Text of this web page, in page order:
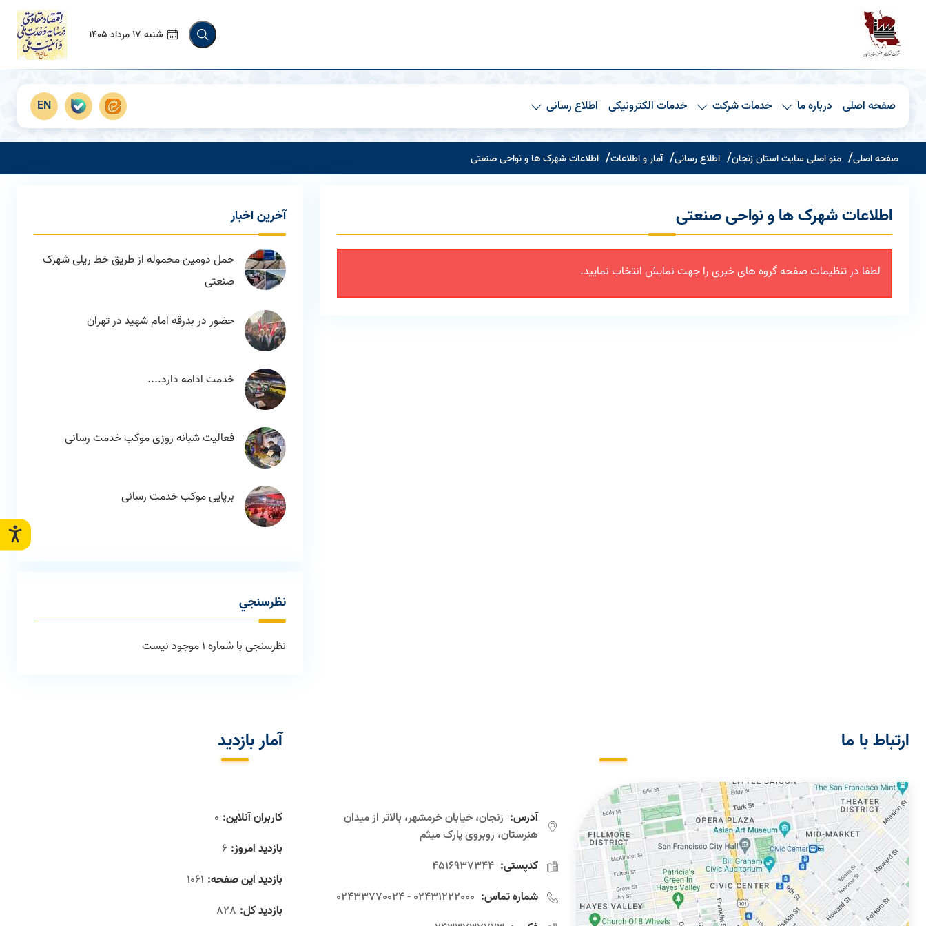
شنبه 17 مرداد 1405
صفحه اصلی درباره ما خدمات شرکت خدمات الکترونیکی اطلاع رسانی EN
صفحه اصلی منو اصلی سایت استان زنجان اطلاع رسانی آمار و اطلاعات اطلاعات شهرک ها و نواحی صنعتی
اطلاعات شهرک ها و نواحی صنعتی
لطفا در تنظیمات صفحه گروه های خبری را جهت نمایش انتخاب نمایید.
آخرين اخبار
حمل دومین محموله از طریق خط ریلی شهرک
صنعتی
حضور در بدرقه امام شهید در تهران
خدمت ادامه دارد....
فعالیت شبانه روزی موکب خدمت رسانی
برپایی موکب خدمت رسانی
نظرسنجي
نظرسنجی با شماره 1 موجود نیست
ارتباط با ما
آدرس: زنجان، خیابان خرمشهر، بالاتر از میدان
هنرستان، روبروی پارک میثم
کدپستی: 4516937344
شماره تماس: 02431222000 - 02433770024
آمار بازديد
کاربران آنلاین: 0
بازدید امروز: 6
بازدید این صفحه: 1061
بازدید‌ کل: 828